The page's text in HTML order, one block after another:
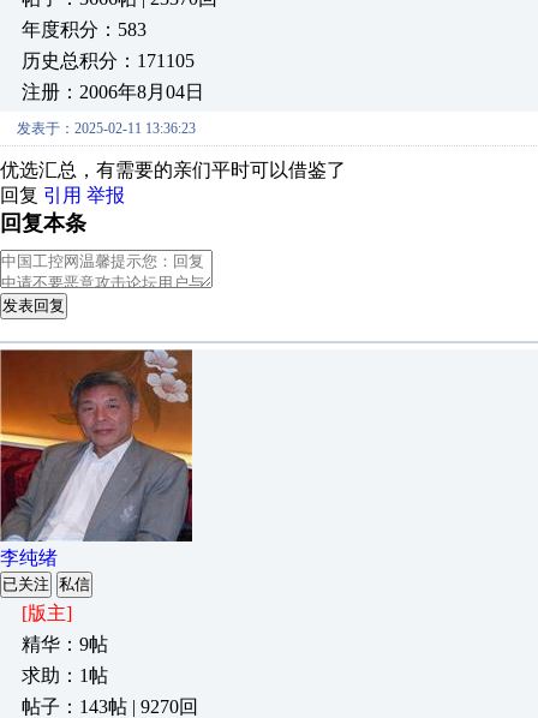
年度积分：583
历史总积分：171105
注册：2006年8月04日
发表于：2025-02-11 13:36:23
优选汇总，有需要的亲们平时可以借鉴了
回复 引用 举报
回复本条
发表回复
李纯绪
已关注 私信
[版主]
精华：9帖
求助：1帖
帖子：143帖 | 9270回